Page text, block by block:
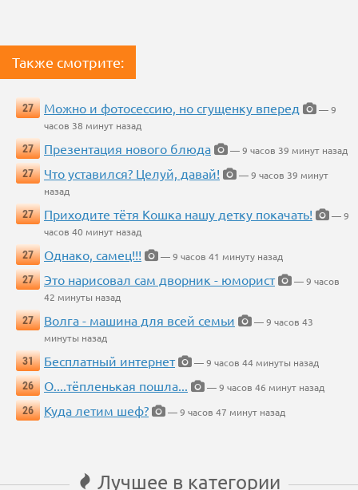
Также смотрите:
27 Можно и фотосессию, но сгущенку вперед
— 9
часов 38 минут назад
27
Презентация нового блюда
— 9 часов 39 минут назад
27
Что уставился? Целуй, давай!
— 9 часов 39 минут
назад
27
Приходите тётя Кошка нашу детку покачать!
— 9
часов 40 минут назад
27
Однако, самец!!!
— 9 часов 41 минуту назад
27
Это нарисовал сам дворник - юморист
— 9 часов
42 минуты назад
27
Волга - машина для всей семьи
— 9 часов 43
минуты назад
31
Бесплатный интернет
— 9 часов 44 минуты назад
26
О....тёпленькая пошла...
— 9 часов 46 минут назад
26
Куда летим шеф? — 9 часов 47 минут назад
Лучшее в категории